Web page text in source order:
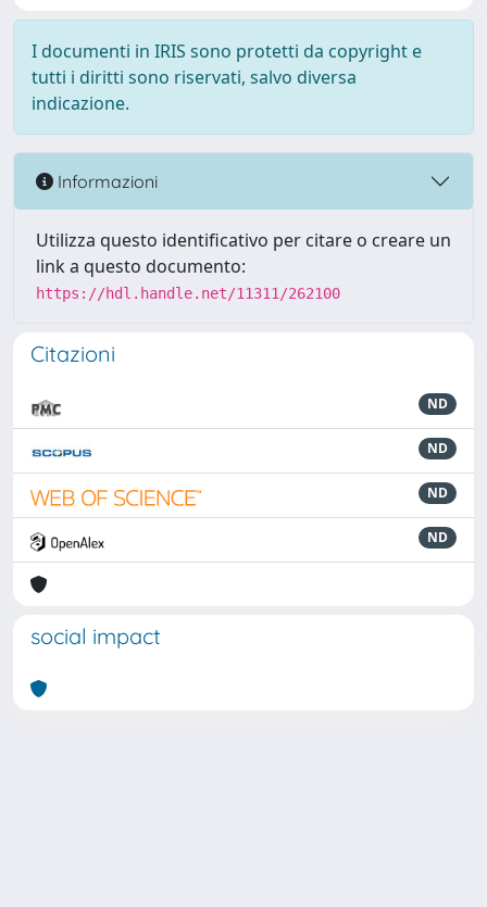
I documenti in IRIS sono protetti da copyright e
tutti i diritti sono riservati, salvo diversa
indicazione.
Informazioni
Utilizza questo identificativo per citare o creare un
link a questo documento:
https://hdl.handle.net/11311/262100
Citazioni
ND
ND
ND
ND
social impact